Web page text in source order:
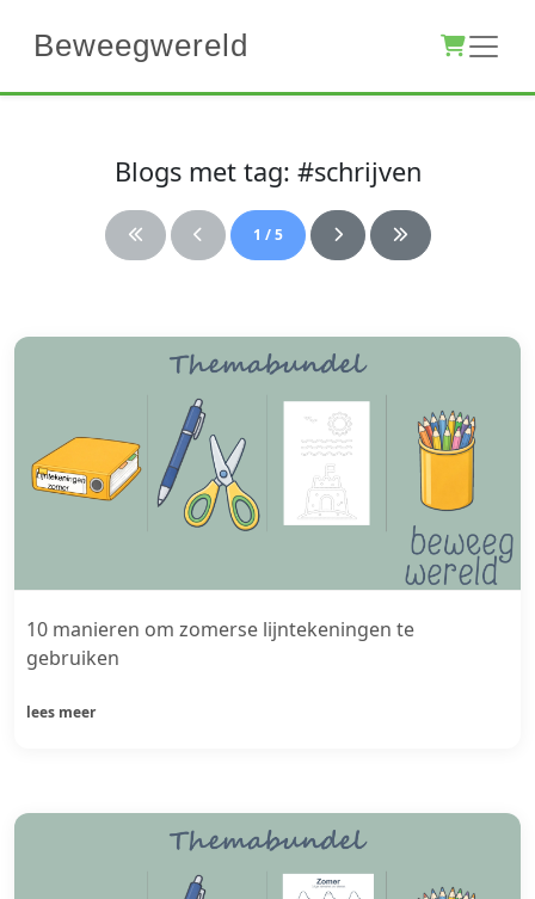
Beweegwereld
Blogs met tag: #schrijven
1 / 5
10 manieren om zomerse lijntekeningen te
gebruiken
lees meer